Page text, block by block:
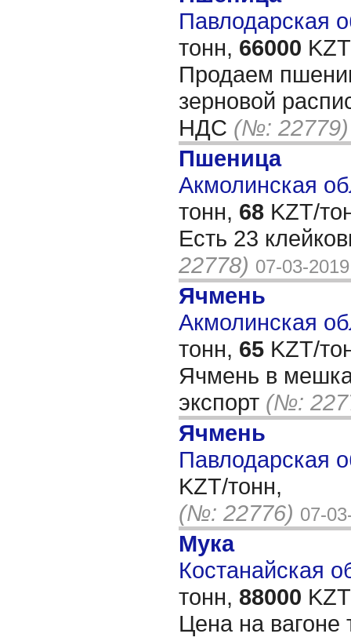
Павлодарская
тонн, 66000
Продаем
зерновой
НДС (№: 22779)
Пшеница
Акмолинская
тонн, 68 KZT/
Есть 23
22778) 07-03-2019
Ячмень
Акмолинская
тонн, 65 KZT/
Ячмень в
экспорт (№:
Ячмень
Павлодарская
KZT/тонн,
(№: 22776) 07-
Мука
Костанайская
тонн, 88000
Цена на вагоне